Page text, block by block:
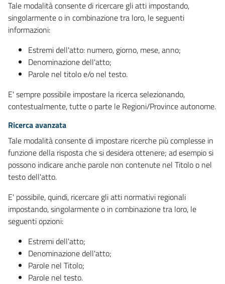
Tale modalità consente di ricercare gli atti impostando,
singolarmente o in combinazione tra loro, le seguenti
informazioni:
Estremi dell'atto: numero, giorno, mese, anno;
Denominazione dell'atto;
Parole nel titolo e/o nel testo.
E' sempre possibile impostare la ricerca selezionando,
contestualmente, tutte o parte le Regioni/Province autonome.
Ricerca avanzata
Tale modalità consente di impostare ricerche più complesse in
funzione della risposta che si desidera ottenere; ad esempio si
possono indicare anche parole non contenute nel Titolo o nel
testo dell'atto.
E' possibile, quindi, ricercare gli atti normativi regionali
impostando, singolarmente o in combinazione tra loro, le
seguenti opzioni:
Estremi dell'atto;
Denominazione dell'atto;
Parole nel Titolo;
Parole nel testo.